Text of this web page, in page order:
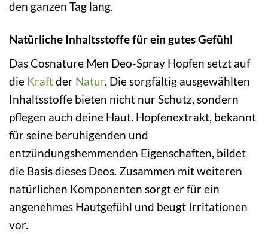
den ganzen Tag lang.
Natürliche Inhaltsstoffe für ein gutes Gefühl
Das Cosnature Men Deo-Spray Hopfen setzt auf
die Kraftder Natur . Die sorgfältig ausgewählten
Inhaltsstoffe bieten nicht nur Schutz, sondern
pflegen auch deine Haut. Hopfenextrakt, bekannt
für seine beruhigenden und
entzündungshemmenden Eigenschaften, bildet
die Basis dieses Deos. Zusammen mit weiteren
natürlichen Komponenten sorgt er für ein
angenehmes Hautgefühl und beugt Irritationen
vor.